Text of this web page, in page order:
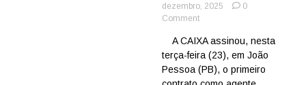
dezembro, 2025
0
Commenton
assina
primeiro
contrato
A CAIXA assinou, nesta
terça-feira (23), em João
Pessoa (PB), o primeiro